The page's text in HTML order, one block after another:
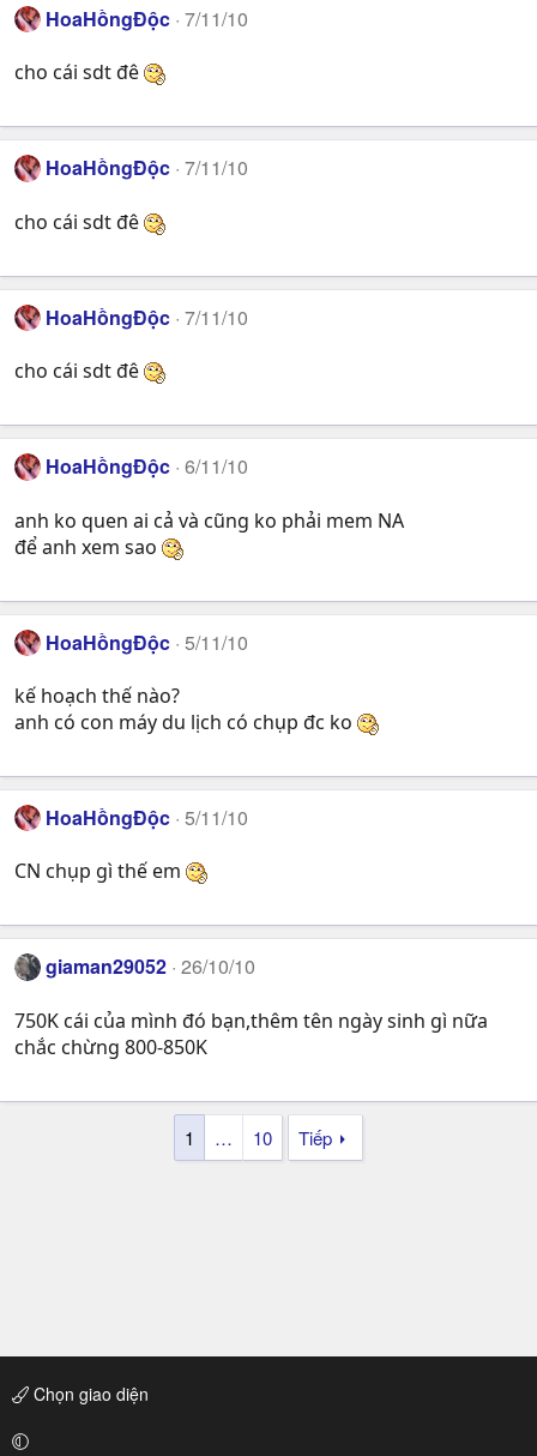
HoaHồngĐộc 7/11/10
cho cái sdt đê
HoaHồngĐộc 7/11/10
cho cái sdt đê
HoaHồngĐộc 7/11/10
cho cái sdt đê
HoaHồngĐộc 6/11/10
anh ko quen ai cả và cũng ko phải mem NA
để anh xem sao
HoaHồngĐộc 5/11/10
kế hoạch thế nào?
anh có con máy du lịch có chụp đc ko
HoaHồngĐộc 5/11/10
CN chụp gì thế em
giaman29052 26/10/10
750K cái của mình đó bạn,thêm tên ngày sinh gì nữa
chắc chừng 800-850K
1 … 10 Tiếp
Chọn giao diện